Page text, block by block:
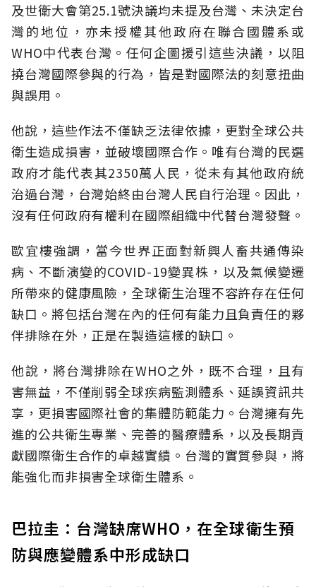
及世衛大會第25.1號決議均未提及台灣、未決定台
灣的地位，亦未授權其他政府在聯合國體系或
WHO中代表台灣。任何企圖援引這些決議，以阻
撓台灣國際參與的行為，皆是對國際法的刻意扭曲
與誤用。
他說，這些作法不僅缺乏法律依據，更對全球公共
衛生造成損害，並破壞國際合作。唯有台灣的民選
政府才能代表其2350萬人民，從未有其他政府統
治過台灣，台灣始終由台灣人民自行治理。因此，
沒有任何政府有權利在國際組織中代替台灣發聲。
歐宜樓強調，當今世界正面對新興人畜共通傳染
病、不斷演變的COVID-19變異株，以及氣候變遷
所帶來的健康風險，全球衛生治理不容許存在任何
缺口。將包括台灣在內的任何有能力且負責任的夥
伴排除在外，正是在製造這樣的缺口。
他說，將台灣排除在WHO之外，既不合理，且有
害無益，不僅削弱全球疾病監測體系、延誤資訊共
享，更損害國際社會的集體防範能力。台灣擁有先
進的公共衛生專業、完善的醫療體系，以及長期貢
獻國際衛生合作的卓越實績。台灣的實質參與，將
能強化而非損害全球衛生體系。
巴拉圭：台灣缺席WHO，在全球衛生預
防與應變體系中形成缺口